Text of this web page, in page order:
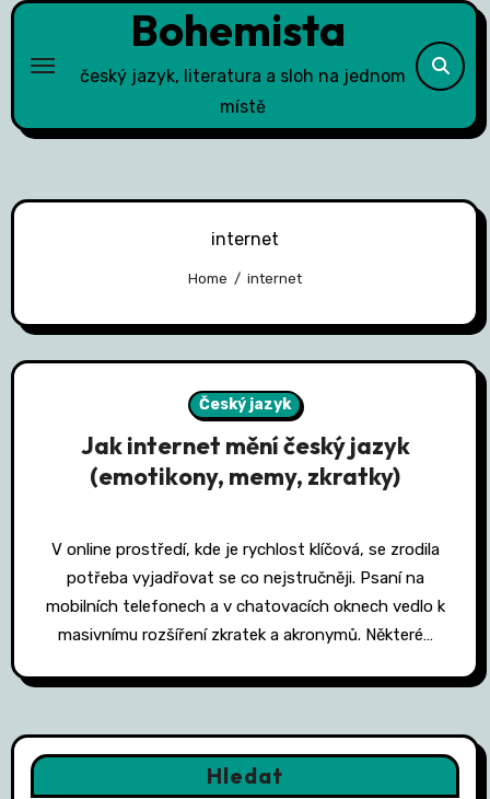
Skip
content
Bohemista
český jazyk, literatura a sloh na jednom
místě
internet
Home internet
Český jazyk
Jak internet mění český jazyk
(emotikony, memy, zkratky)
V online prostředí, kde je rychlost klíčová, se zrodila
potřeba vyjadřovat se co nejstručněji. Psaní na
mobilních telefonech a v chatovacích oknech vedlo k
masivnímu rozšíření zkratek a akronymů. Některé…
Hledat